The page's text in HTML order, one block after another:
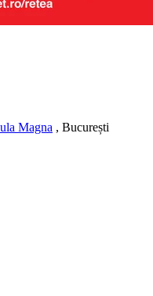
Magna , București